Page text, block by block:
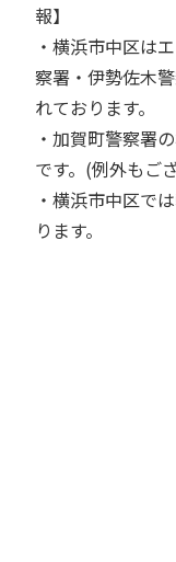
報】
・横浜市中区は
察署・伊勢佐木
れております。
・加賀町警察署
です。(例外もご
・横浜市中区で
ります。